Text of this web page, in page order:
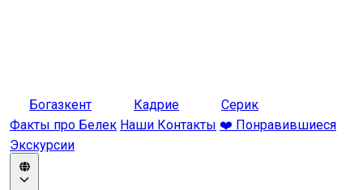
Богазкент Кадрие
Серик
Факты про Белек Наши Контакты ❤️ Понравившиеся
Экскурсии